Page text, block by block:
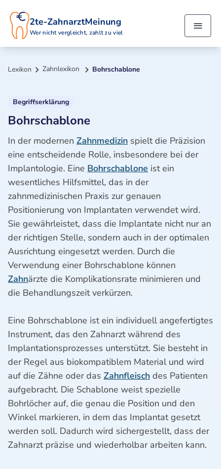
2te-ZahnarztMeinung
Wer nicht vergleicht, zahlt zu viel
Lexikon Zahnlexikon Bohrschablone
Begriffserklärung
Bohrschablone
In der modernen Zahnmedizin spielt die Präzision
eine entscheidende Rolle, insbesondere bei der
Implantologie. Eine Bohrschablone ist ein
wesentliches Hilfsmittel, das in der
zahnmedizinischen Praxis zur genauen
Positionierung von Implantaten verwendet wird.
Sie gewährleistet, dass die Implantate nicht nur an
der richtigen Stelle, sondern auch in der optimalen
Ausrichtung eingesetzt werden. Durch die
Verwendung einer Bohrschablone können
Zahnärzte die Komplikationsrate minimieren und
die Behandlungszeit verkürzen.
Eine Bohrschablone ist ein individuell angefertigtes
Instrument, das den Zahnarzt während des
Implantationsprozesses unterstützt. Sie besteht in
der Regel aus biokompatiblem Material und wird
auf die Zähne oder das Zahnfleisch des Patienten
aufgebracht. Die Schablone weist spezielle
Bohrlöcher auf, die genau die Position und den
Winkel markieren, in dem das Implantat gesetzt
werden soll. Dadurch wird sichergestellt, dass der
Zahnarzt präzise und wiederholbar arbeiten kann.